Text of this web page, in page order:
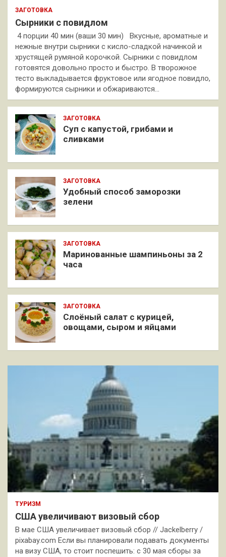
ЗАГОТОВКА
Сырники с повидлом
4 порции 40 мин (ваши 30 мин) Вкусные, ароматные и
нежные внутри сырники с кисло-сладкой начинкой и
хрустящей румяной корочкой. Сырники с повидлом
готовятся довольно просто и быстро. В творожное
тесто выкладывается фруктовое или ягодное повидло,
формируются сырники и обжариваются…
ЗАГОТОВКА
Суп с капустой, грибами и
сливками
ЗАГОТОВКА
Удобный способ заморозки
зелени
ЗАГОТОВКА
Маринованные шампиньоны за 2
часа
ЗАГОТОВКА
Слоёный салат с курицей,
овощами, сыром и яйцами
ТУРИЗМ
США увеличивают визовый сбор
В мае США увеличивает визовый сбор // Jackelberry /
pixabay.com Если вы планировали подавать документы
на визу США, то стоит поспешить: с 30 мая сборы за